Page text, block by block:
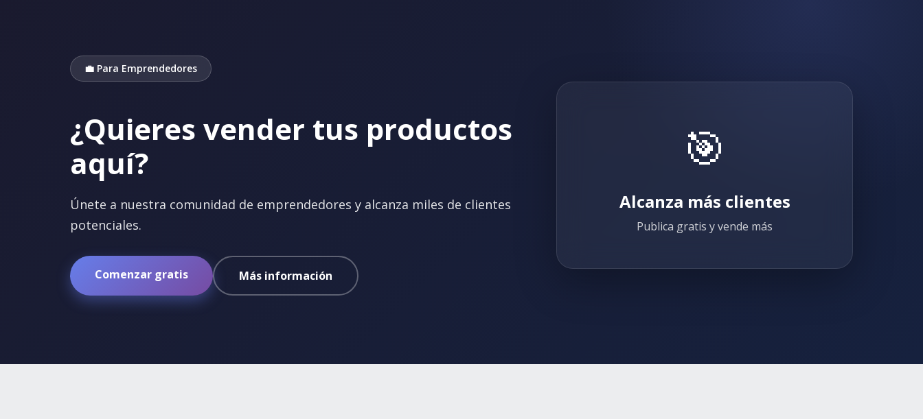
💼 Para Emprendedores
¿Quieres vender tus productos
aquí?
Únete a nuestra comunidad de emprendedores y alcanza miles de clientes
potenciales.
Comenzar gratis Más información
🎯
Alcanza más clientes
Publica gratis y vende más